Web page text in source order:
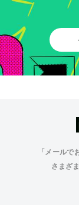
「メールで
さまざ